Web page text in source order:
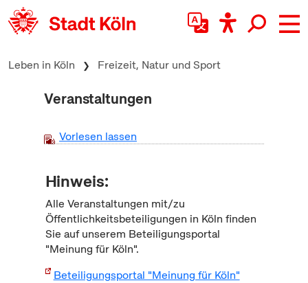
zum Inhalt springen
Leben in Köln Freizeit, Natur und Sport
Veranstaltungen
Vorlesen lassen
Hinweis:
Alle Veranstaltungen mit/zu
Öffentlichkeitsbeteiligungen in Köln finden
Sie auf unserem Beteiligungsportal
"Meinung für Köln".
Beteiligungsportal "Meinung für Köln"